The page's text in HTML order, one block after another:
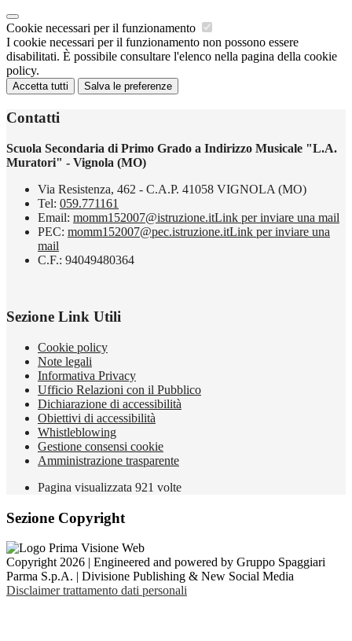
Cookie necessari per il funzionamento
I cookie necessari per il funzionamento non possono essere
disabilitati. È possibile consultare l'elenco nella pagina della cookie
policy.
Accetta tutti Salva le preferenze
Contatti
Scuola Secondaria di Primo Grado a Indirizzo Musicale "L.A.
Muratori" - Vignola (MO)
Via Resistenza, 462 - C.A.P. 41058 VIGNOLA (MO)
Tel: 059.771161
Email: momm152007@istruzione.itLink per inviare una mail
PEC: momm152007@pec.istruzione.itLink per inviare una
mail
C.F.: 94049480364
Sezione Link Utili
Cookie policy
Note legali
Informativa Privacy
Ufficio Relazioni con il Pubblico
Dichiarazione di accessibilità
Obiettivi di accessibilità
Whistleblowing
Gestione consensi cookie
Amministrazione trasparente
Pagina visualizzata 921 volte
Sezione Copyright
Copyright 2026 | Engineered and powered by Gruppo Spaggiari
Parma S.p.A. | Divisione Publishing & New Social Media
Disclaimer trattamento dati personali